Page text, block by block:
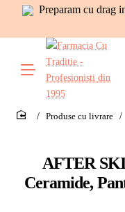
Preparam cu drag
AFTER
Ceramide,
Produse cu livrare